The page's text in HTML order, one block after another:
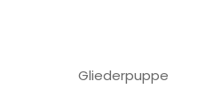
Gliederpuppe